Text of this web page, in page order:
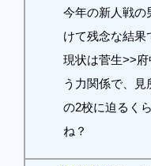
今年の新人戦の
けて残念な結果
現状は菅生>>
う力関係で、見
の2校に迫るく
ね？